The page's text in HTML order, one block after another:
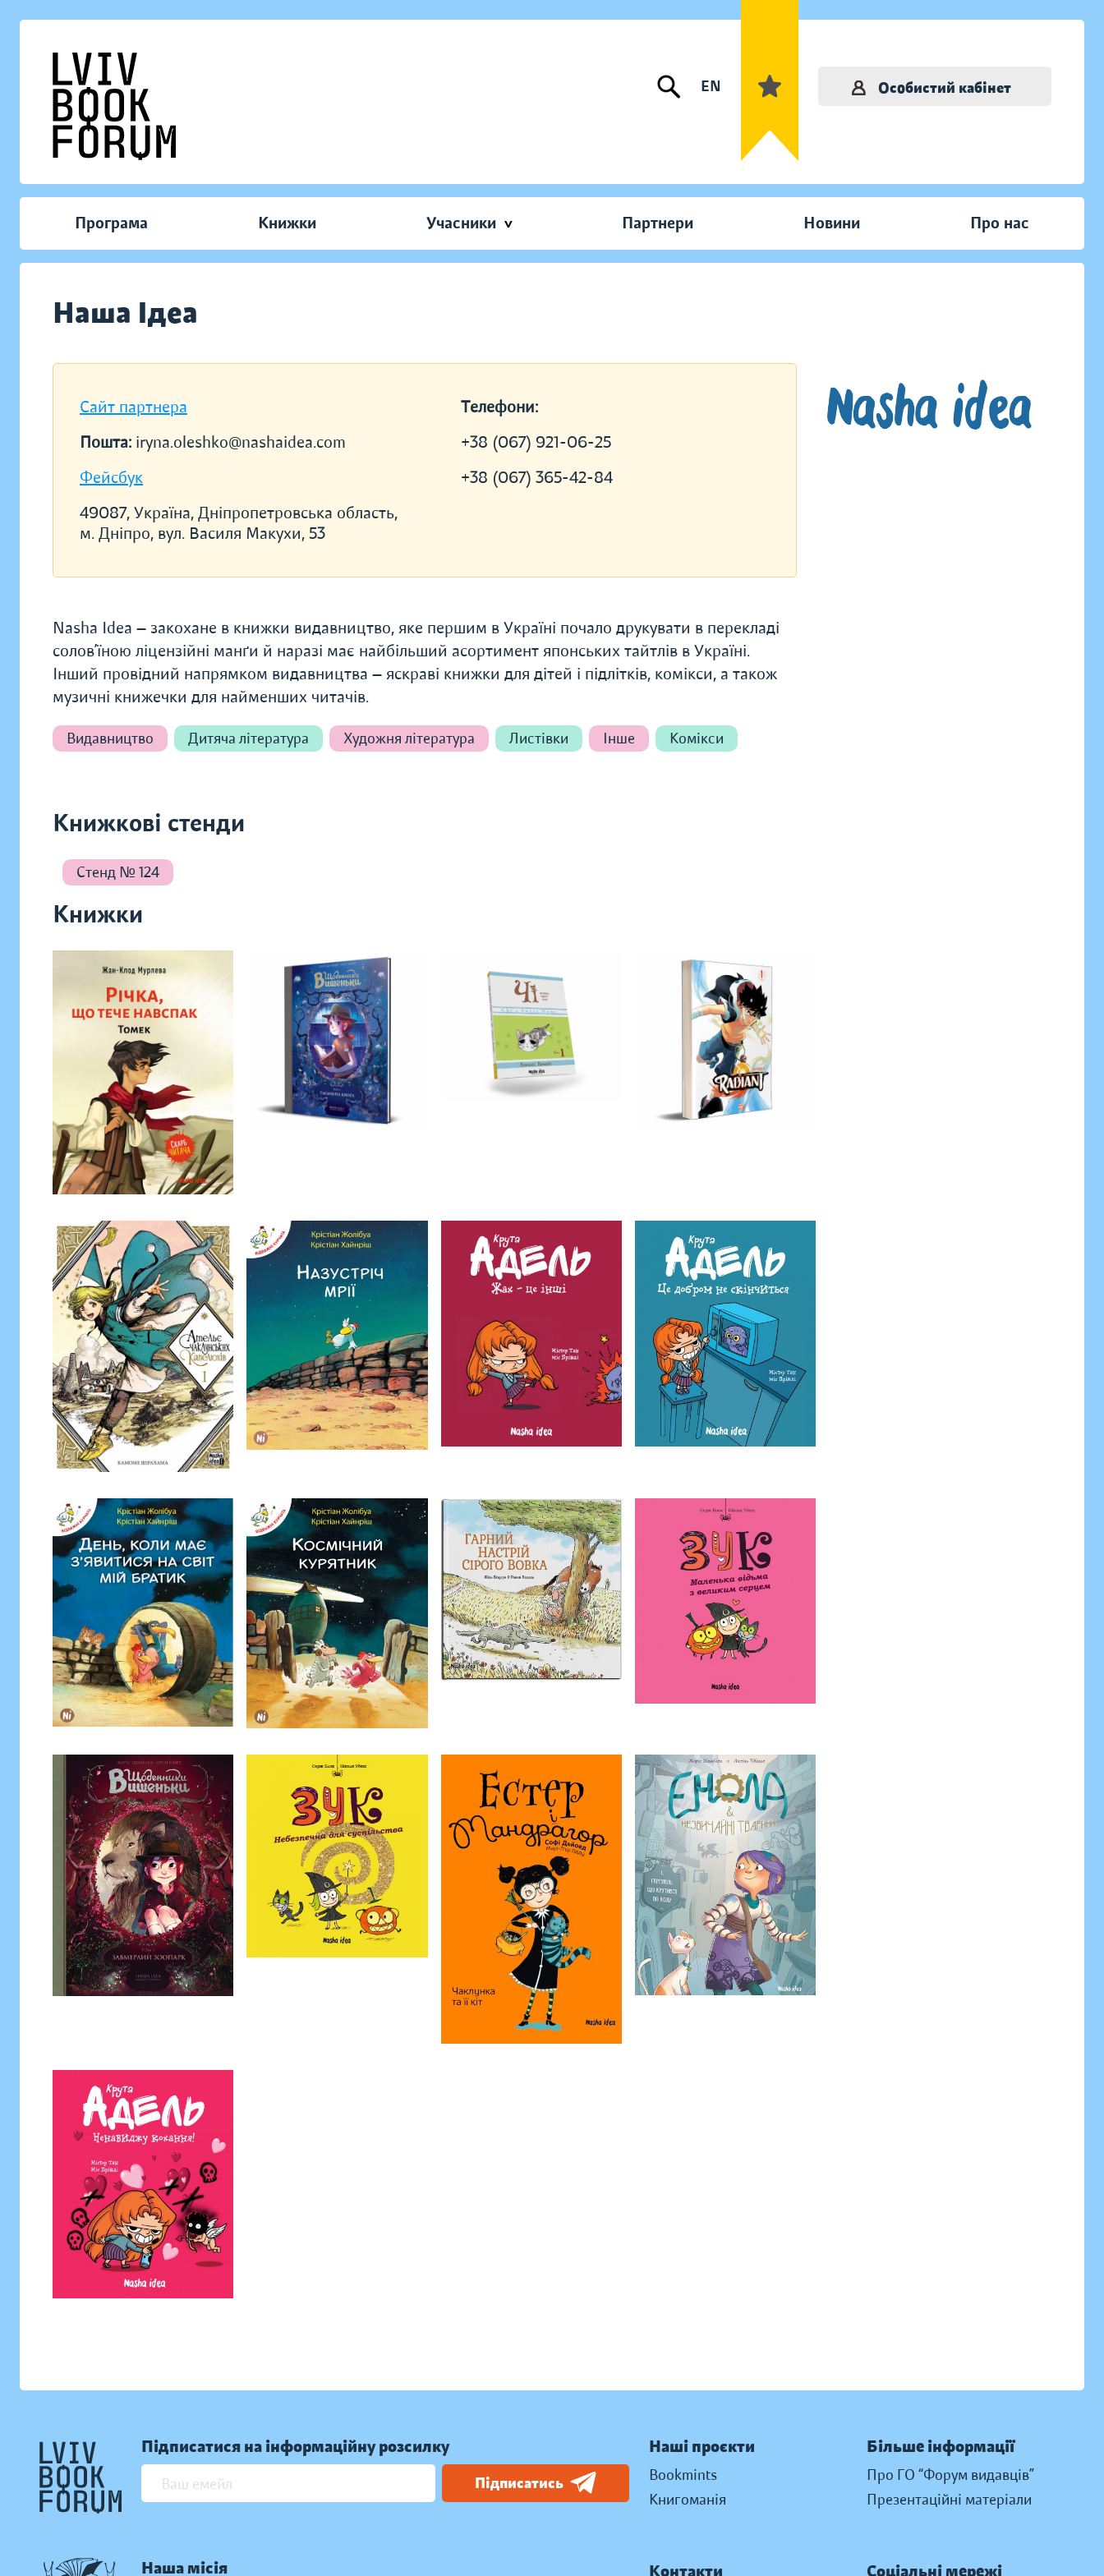
EN Особистий кабінет
Програма Книжки Учасники Партнери Новини Про нас
Наша Ідеа
Сайт партнера
Пошта: iryna.oleshko@nashaidea.com
Фейсбук
49087, Україна, Дніпропетровська область,
м. Дніпро, вул. Василя Макухи, 53
Телефони:
+38 (067) 921-06-25
+38 (067) 365-42-84
Nasha Idea — закохане в книжки видавництво, яке першим в Україні почало друкувати в перекладі
солов’їною ліцензійні манґи й наразі має найбільший асортимент японських тайтлів в Україні.
Інший провідний напрямком видавництва — яскраві книжки для дітей і підлітків, комікси, а також
музичні книжечки для найменших читачів.
Видавництво Дитяча література Художня література Листівки Інше Комікси
Книжкові стенди
Стенд № 124
Книжки
Підписатися на інформаційну розсилку
Підписатись
Наша місія
Наші проєкти
Bookmints
Книгоманія
Більше інформації
Про ГО “Форум видавців”
Презентаційні матеріали
Контакти Соціальні мережі